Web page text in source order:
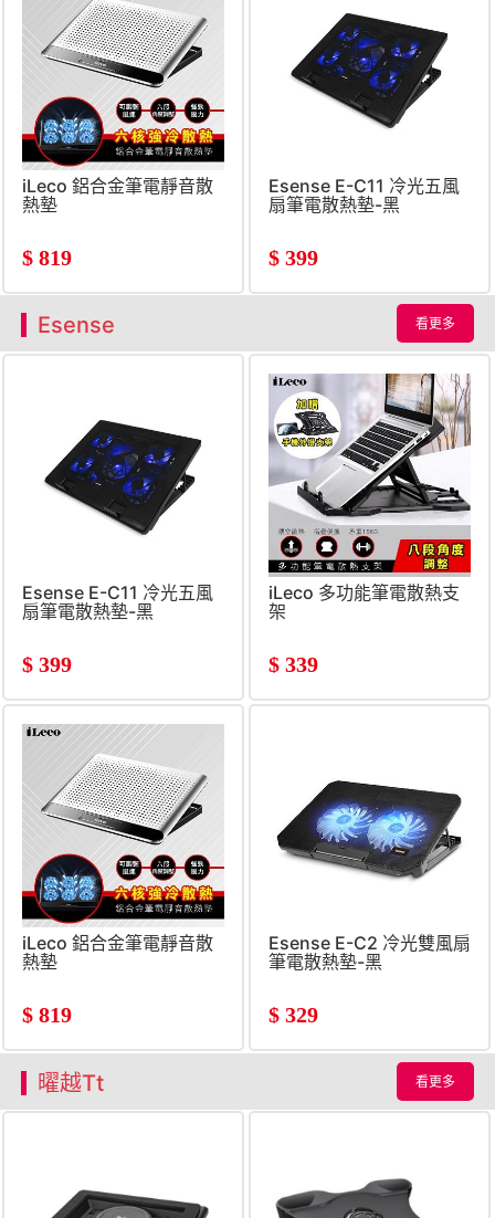
iLeco 鋁合金筆電靜音散
熱墊
$ 819
Esense E-C11 冷光五風
扇筆電散熱墊-黑
$ 399
Esense 看更多
Esense E-C11 冷光五風
扇筆電散熱墊-黑
$ 399
iLeco 多功能筆電散熱支
架
$ 339
iLeco 鋁合金筆電靜音散
熱墊
$ 819
Esense E-C2 冷光雙風扇
筆電散熱墊-黑
$ 329
曜越Tt 看更多